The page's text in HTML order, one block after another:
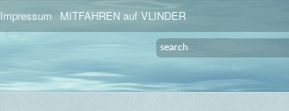
Impressum MITFAHREN auf VLINDER